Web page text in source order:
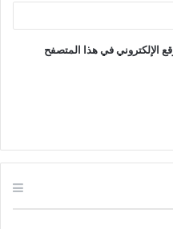
الإلكتروني في هذا المتصفح